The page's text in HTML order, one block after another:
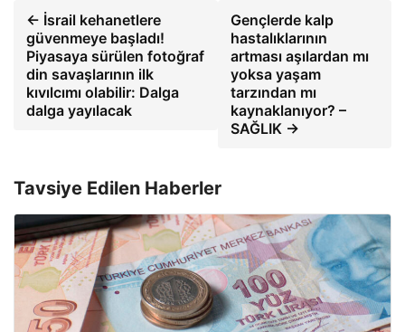
← İsrail kehanetlere
güvenmeye başladı!
Piyasaya sürülen fotoğraf
din savaşlarının ilk
kıvılcımı olabilir: Dalga
dalga yayılacak
Gençlerde kalp
hastalıklarının
artması aşılardan mı
yoksa yaşam
tarzından mı
kaynaklanıyor? –
SAĞLIK →
Tavsiye Edilen Haberler